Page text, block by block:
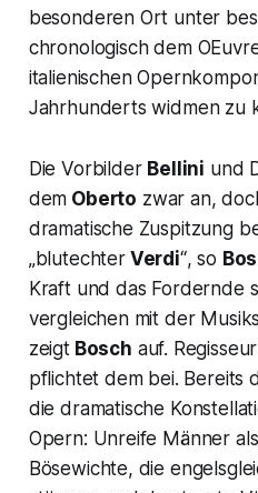
besonderen Ort unter
chronologisch dem
italienischen
Jahrhunderts widmen zu
Die Vorbilder Bellini und
dem Oberto zwar an,
dramatische Zuspitzung
„blutechterVerdi“, so
Kraft und das Fordernde
vergleichen mit der
zeigtBosch auf. Regisseur
pflichtet dem bei. Bereits
die dramatische
Opern: Unreife Männer
Bösewichte, die